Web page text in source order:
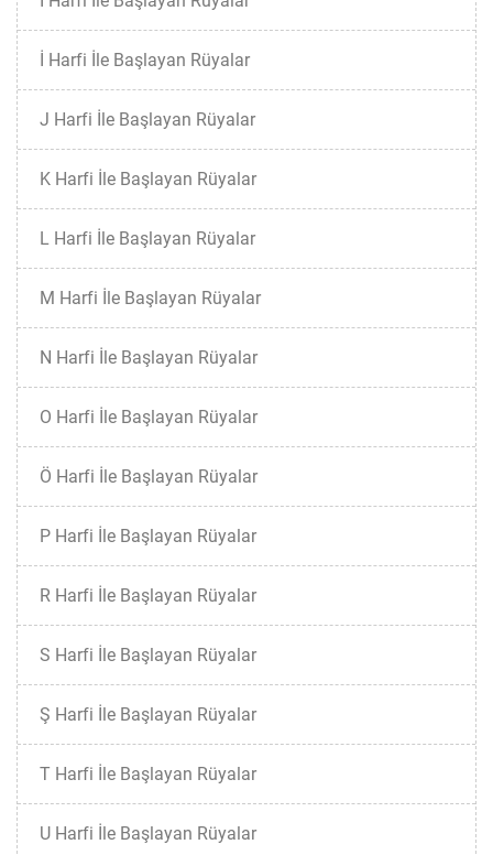
İ Harfi İle Başlayan Rüyalar
J Harfi İle Başlayan Rüyalar
K Harfi İle Başlayan Rüyalar
L Harfi İle Başlayan Rüyalar
M Harfi İle Başlayan Rüyalar
N Harfi İle Başlayan Rüyalar
O Harfi İle Başlayan Rüyalar
Ö Harfi İle Başlayan Rüyalar
P Harfi İle Başlayan Rüyalar
R Harfi İle Başlayan Rüyalar
S Harfi İle Başlayan Rüyalar
Ş Harfi İle Başlayan Rüyalar
T Harfi İle Başlayan Rüyalar
U Harfi İle Başlayan Rüyalar